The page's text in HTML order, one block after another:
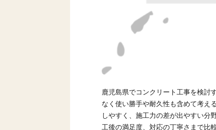
鹿児島県でコンクリート工事を検討
なく使い勝手や耐久性も含めて考え
しやすく、施工力の差が出やすい分
工後の満足度、対応の丁寧さまで比